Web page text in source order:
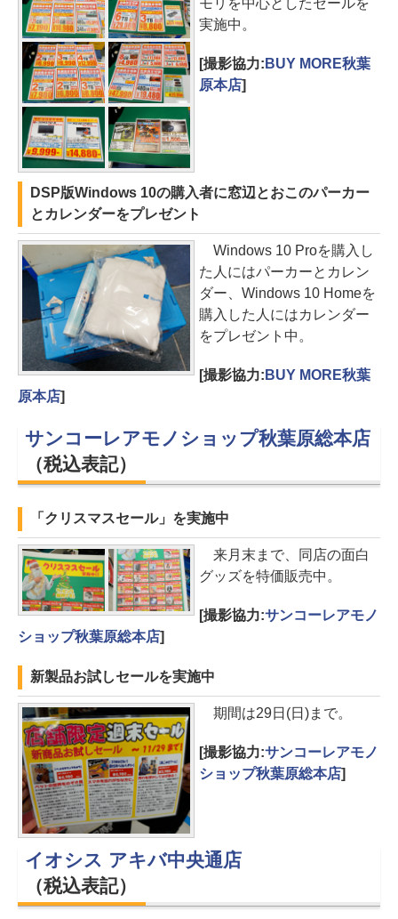
モリを中心としたセールを
実施中。
[撮影協力: BUY MORE秋葉
原本店]
DSP版Windows 10の購入者に窓辺とおこのパーカー
とカレンダーをプレゼント
Windows 10 Proを購入し
た人にはパーカーとカレン
ダー、Windows 10 Homeを
購入した人にはカレンダー
をプレゼント中。
[撮影協力: BUY MORE秋葉
原本店]
サンコーレアモノショップ秋葉原総本店
（税込表記）
「クリスマスセール」を実施中
来月末まで、同店の面白
グッズを特価販売中。
[撮影協力:サンコーレアモノ
ショップ秋葉原総本店]
新製品お試しセールを実施中
期間は29日(日)まで。
[撮影協力:サンコーレアモノ
ショップ秋葉原総本店]
イオシス アキバ中央通店
（税込表記）